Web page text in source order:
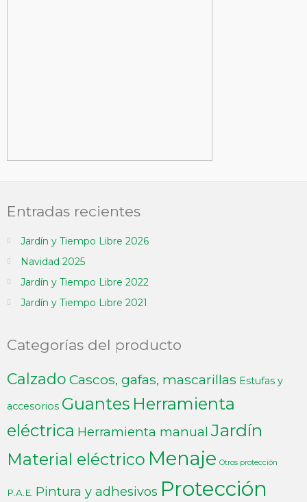
Entradas recientes
Jardín y Tiempo Libre 2026
Navidad 2025
Jardín y Tiempo Libre 2022
Jardín y Tiempo Libre 2021
Categorías del producto
Calzado Cascos, gafas, mascarillas Estufas y
accesorios Guantes Herramienta
eléctrica Herramienta manual Jardín
Material eléctrico Menaje Otros protección
P.A.E. Pintura y adhesivos Protección